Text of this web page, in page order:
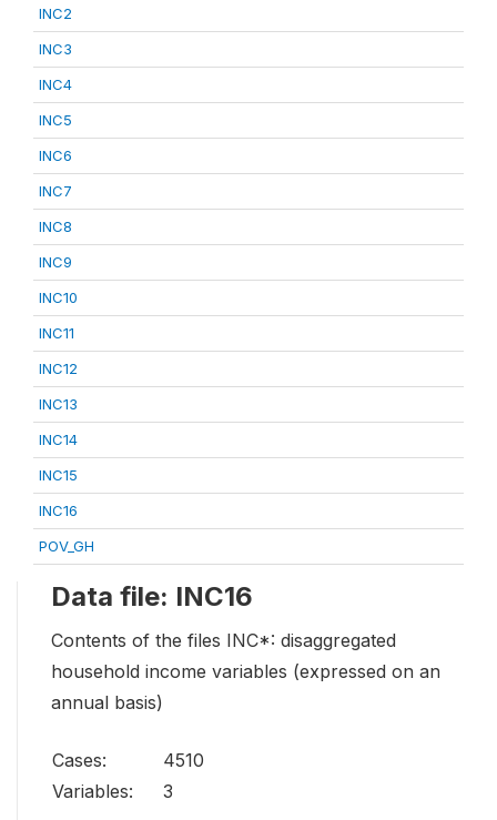
INC2
INC3
INC4
INC5
INC6
INC7
INC8
INC9
INC10
INC11
INC12
INC13
INC14
INC15
INC16
POV_GH
Data file: INC16
Contents of the files INC*: disaggregated
household income variables (expressed on an
annual basis)
Cases:
4510
Variables:
3